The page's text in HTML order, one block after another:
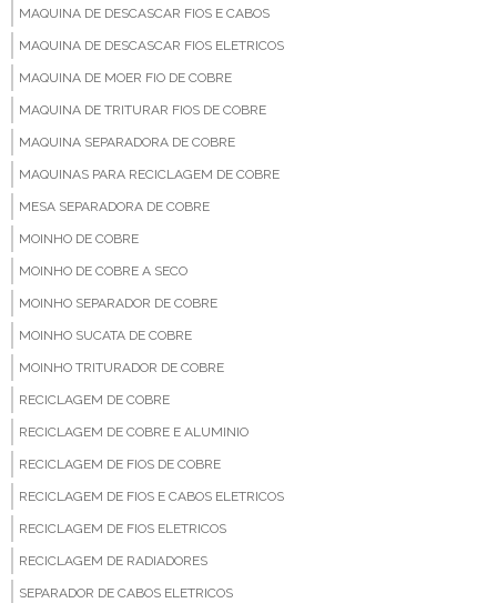
MAQUINA DE DESCASCAR FIOS E CABOS
MAQUINA DE DESCASCAR FIOS ELETRICOS
MAQUINA DE MOER FIO DE COBRE
MAQUINA DE TRITURAR FIOS DE COBRE
MAQUINA SEPARADORA DE COBRE
MAQUINAS PARA RECICLAGEM DE COBRE
MESA SEPARADORA DE COBRE
MOINHO DE COBRE
MOINHO DE COBRE A SECO
MOINHO SEPARADOR DE COBRE
MOINHO SUCATA DE COBRE
MOINHO TRITURADOR DE COBRE
RECICLAGEM DE COBRE
RECICLAGEM DE COBRE E ALUMINIO
RECICLAGEM DE FIOS DE COBRE
RECICLAGEM DE FIOS E CABOS ELETRICOS
RECICLAGEM DE FIOS ELETRICOS
RECICLAGEM DE RADIADORES
SEPARADOR DE CABOS ELETRICOS